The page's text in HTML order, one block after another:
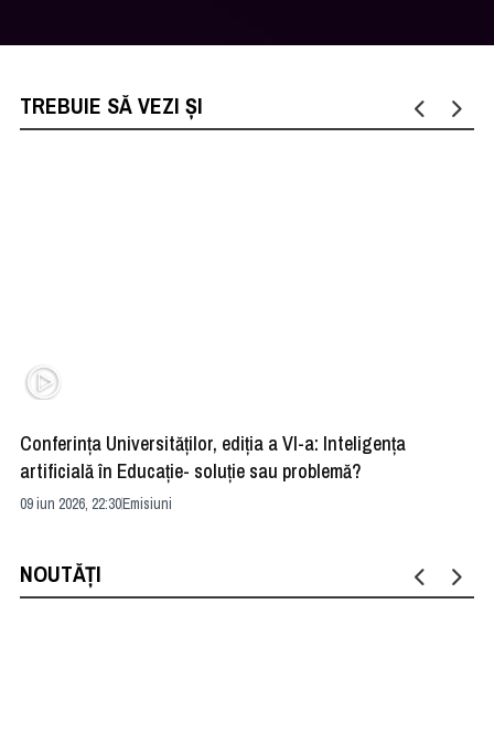
TREBUIE SĂ VEZI ȘI
Conferința Universităților, ediția a VI-a: Inteligența
artificială în Educație- soluție sau problemă?
09 iun 2026, 22:30Emisiuni
NOUTĂȚI